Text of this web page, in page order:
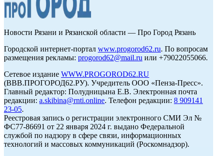
Новости Рязани и Рязанской области — Про Город Рязань
Городской интернет-портал www.progorod62.ru. По вопросам
размещения рекламы: progorod62@mail.ru или +79022055066.
Сетевое издание WWW.PROGOROD62.RU
(ВВВ.ПРОГОРОД62.РУ). Учредитель ООО «Пенза-Пресс».
Главный редактор: Полудницына Е.В. Электронная почта
редакции: a.skibina@rnti.online. Телефон редакции: 8 909141
23-05.
Реестровая запись о регистрации электронного СМИ Эл №
ФС77-86691 от 22 января 2024 г. выдано Федеральной
службой по надзору в сфере связи, информационных
технологий и массовых коммуникаций (Роскомнадзор).